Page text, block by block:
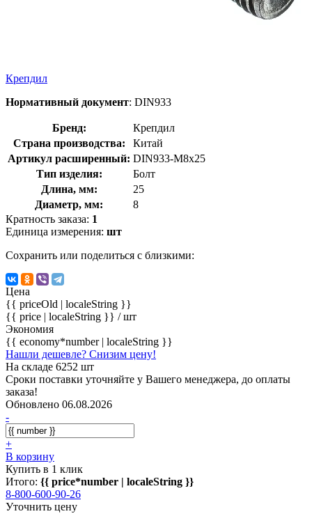
Крепдил
Нормативный документ: DIN933
Бренд:
Крепдил
Страна производства:
Китай
Артикул расширенный: DIN933-М8x25
Тип изделия:
Болт
Длина, мм:
25
Диаметр, мм:
8
Кратность заказа: 1
Единица измерения: шт
Сохранить или поделиться с близкими:
Цена
{{ priceOld | localeString }}
{{ price | localeString }} / шт
Экономия
{{ economy*number | localeString }}
Нашли дешевле? Снизим цену!
На складе 6252 шт
Сроки поставки уточняйте у Вашего менеджера, до оплаты
заказа!
Обновлено 06.08.2026
-
+
В корзину
Купить в 1 клик
Итого: {{ price*number | localeString }}
8-800-600-90-26
Уточнить цену